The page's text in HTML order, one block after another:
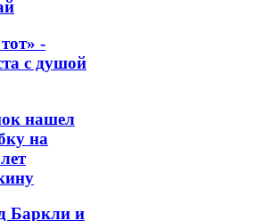
-
с душой
нашел
на
Баркли и